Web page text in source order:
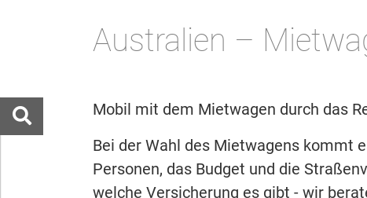
Australien –
Mobil mit dem Mietwagen durch das
Bei der Wahl des Mietwagens kommt
Personen, das Budget und die
welche Versicherung es gibt - wir